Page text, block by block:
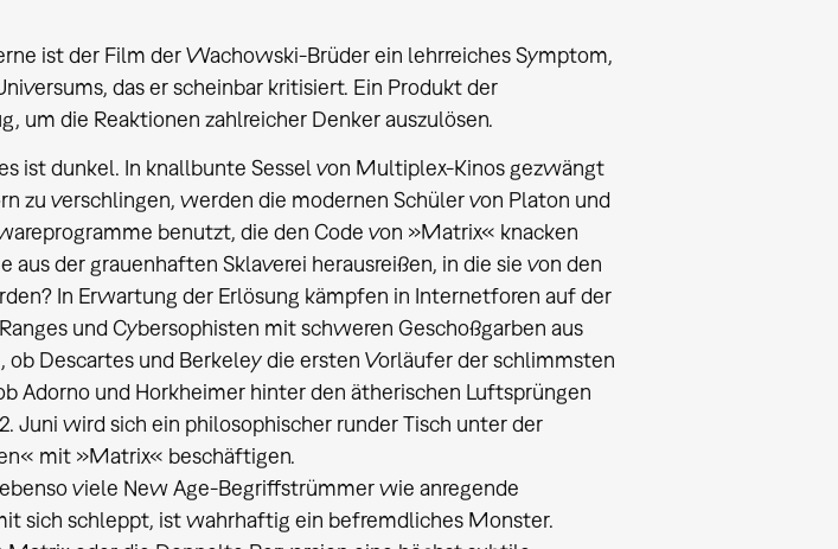
ist der Film der Wachowski-Brüder ein lehrreiches Symptom,
das er scheinbar kritisiert. Ein Produkt der
um die Reaktionen zahlreicher Denker auszulösen.
ist dunkel. In knallbunte Sessel von Multiplex-Kinos gezwängt
zu verschlingen, werden die modernen Schüler von Platon und
benutzt, die den Code von »Matrix« knacken
aus der grauenhaften Sklaverei herausreißen, in die sie von den
In Erwartung der Erlösung kämpfen in Internetforen auf der
und Cybersophisten mit schweren Geschoßgarben aus
ob Descartes und Berkeley die ersten Vorläufer der schlimmsten
Adorno und Horkheimer hinter den ätherischen Luftsprüngen
Juni wird sich ein philosophischer runder Tisch unter der
mit »Matrix« beschäftigen.
viele New Age-Begriffstrümmer wie anregende
sich schleppt, ist wahrhaftig ein befremdliches Monster.